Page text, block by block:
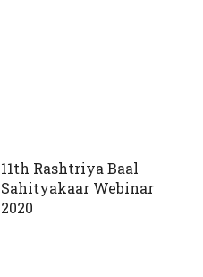
11th Rashtriya Baal
Sahityakaar Webinar
2020